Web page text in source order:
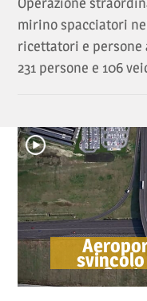
mirino spacciatori
ricettatori e persone
231 persone e 106
svincolo